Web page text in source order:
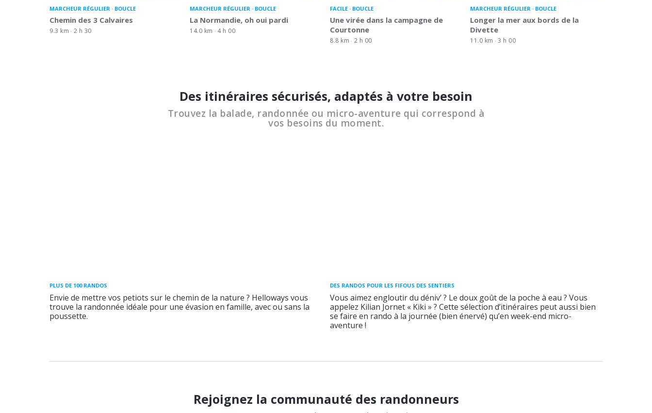
MARCHEUR RÉGULIER BOUCLE
Chemin des 3 Calvaires
9.3 km 2 h 30
MARCHEUR RÉGULIER BOUCLE
La Normandie, oh oui pardi
14.0 km 4 h 00
FACILE BOUCLE
Une virée dans la campagne de
Courtonne
8.8 km 2 h 00
MARCHEUR RÉGULIER BOUCLE
Longer la mer aux bords de la
Divette
11.0 km 3 h 00
Des itinéraires sécurisés, adaptés à votre besoin
Trouvez la balade, randonnée ou micro-aventure qui correspond à
vos besoins du moment.
PLUS DE 100 RANDOS
Envie de mettre vos petiots sur le chemin de la nature ? Helloways vous
trouve la randonnée idéale pour une évasion en famille, avec ou sans la
poussette.
DES RANDOS POUR LES FIFOUS DES SENTIERS
Vous aimez engloutir du déniv’ ? Le doux goût de la poche à eau ? Vous
appelez Kilian Jornet « Kiki » ? Cette sélection d’itinéraires peut aussi bien
se faire en rando à la journée (bien énervé) qu’en week-end micro-
aventure !
Rejoignez la communauté des randonneurs